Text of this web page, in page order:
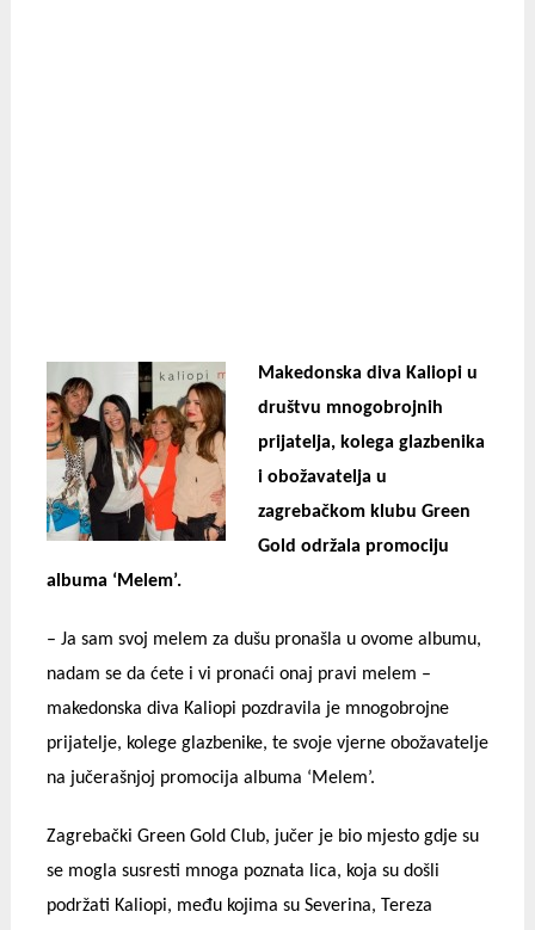
Makedonska diva Kaliopi u
društvu mnogobrojnih
prijatelja, kolega glazbenika
i obožavatelja u
zagrebačkom klubu Green
Gold održala promociju
albuma ‘Melem’.
– Ja sam svoj melem za dušu pronašla u ovome albumu,
nadam se da ćete i vi pronaći onaj pravi melem –
makedonska diva Kaliopi pozdravila je mnogobrojne
prijatelje, kolege glazbenike, te svoje vjerne obožavatelje
na jučerašnjoj promocija albuma ‘Melem’.
Zagrebački Green Gold Club, jučer je bio mjesto gdje su
se mogla susresti mnoga poznata lica, koja su došli
podržati Kaliopi, među kojima su Severina, Tereza